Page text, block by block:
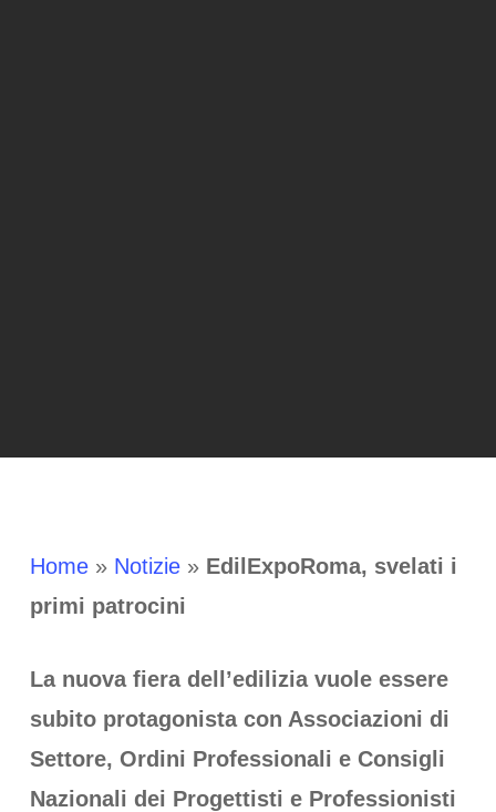
Home» Notizie» EdilExpoRoma, svelati i
primi patrocini
La nuova fiera dell’edilizia vuole essere
subito protagonista con Associazioni di
Settore, Ordini Professionali e Consigli
Nazionali dei Progettisti e Professionisti